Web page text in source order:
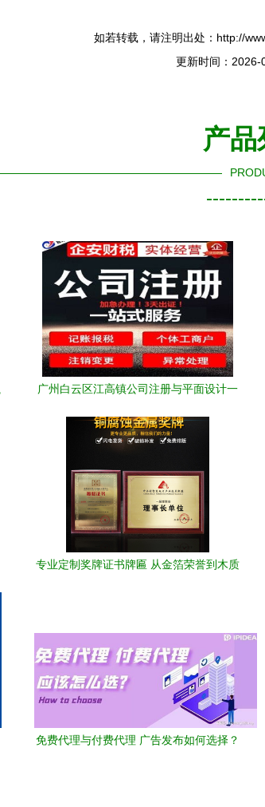
如若转载，请注明出处：http://
更新时间：
产品
广州白云区江高镇公司注册与平面设计一
专业定制奖牌证书牌匾 从金箔荣誉到木质
免费代理与付费代理 广告发布如何选择？